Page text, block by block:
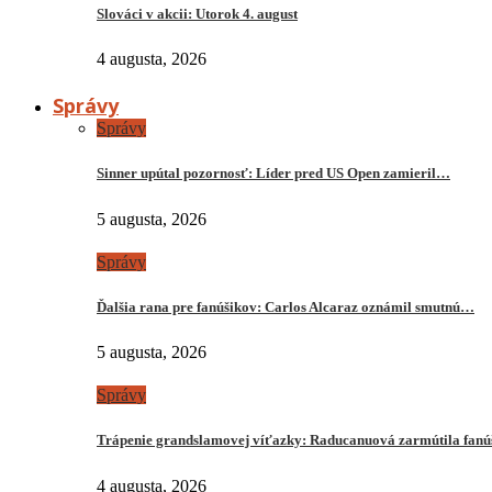
Slováci v akcii: Utorok 4. august
4 augusta, 2026
Správy
Správy
Sinner upútal pozornosť: Líder pred US Open zamieril…
5 augusta, 2026
Správy
Ďalšia rana pre fanúšikov: Carlos Alcaraz oznámil smutnú…
5 augusta, 2026
Správy
Trápenie grandslamovej víťazky: Raducanuová zarmútila
4 augusta, 2026